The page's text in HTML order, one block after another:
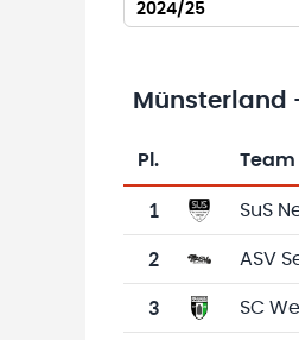
2024/25
Münsterland
Tabelle mit
Pl. Team
1 SuS
2 ASV
3 SC